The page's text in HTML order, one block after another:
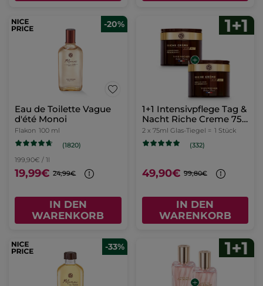
-20%
Eau de Toilette Vague
d'été Monoi
Flakon 100 ml
(1820)
199,90€ / 1l
19,99€ 24,99€
IN DEN
WARENKORB
1+1 Intensivpflege Tag &
Nacht Riche Creme 75
ml
2 x 75ml Glas-Tiegel = 1 Stück
(332)
49,90€ 99,80€
IN DEN
WARENKORB
-33%